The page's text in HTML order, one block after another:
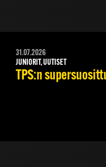
31.07.2026
JUNIORIT, UUTISET
TPS:n